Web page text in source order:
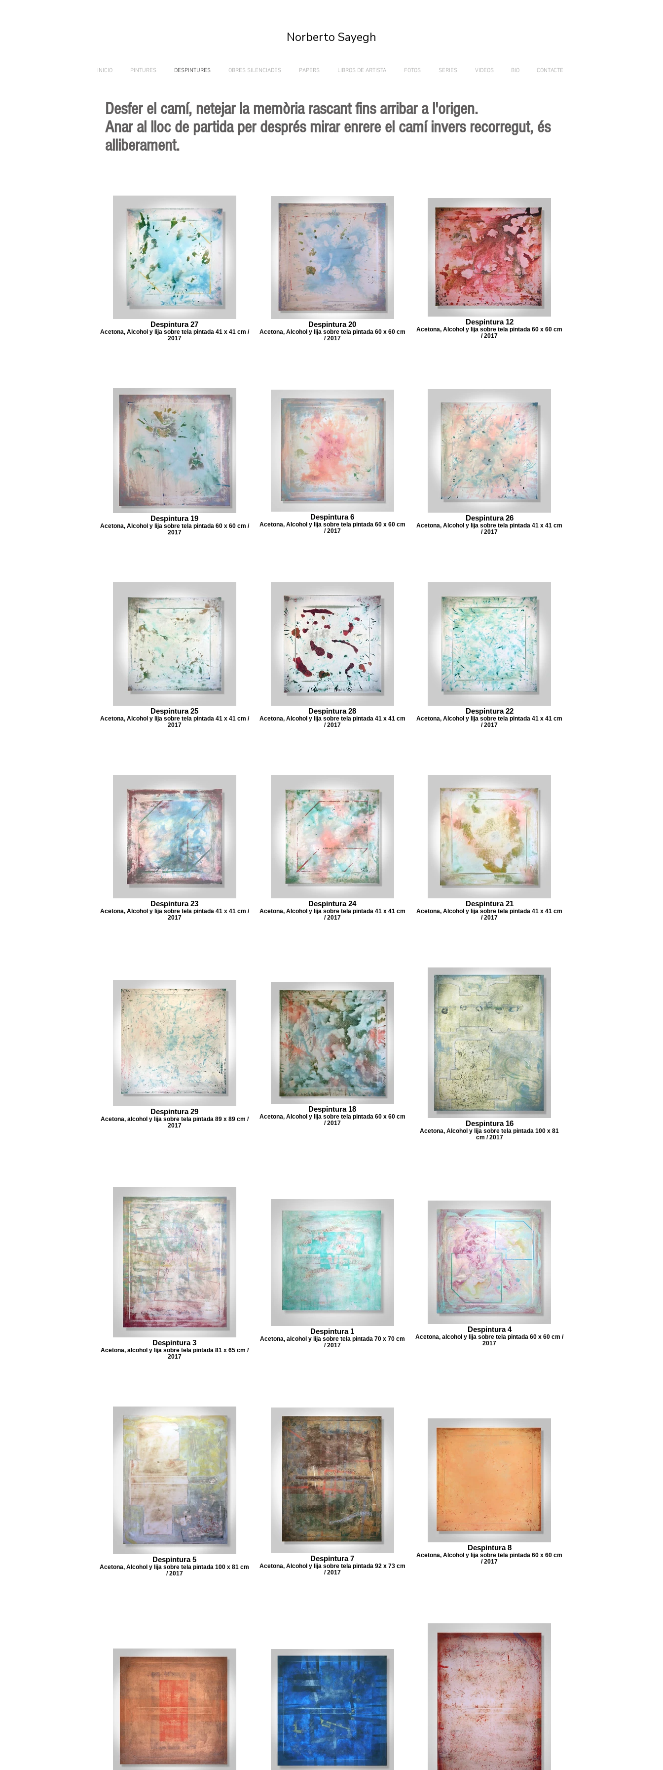
Norberto Sayegh
INICIO PINTURES DESPINTURES OBRES SILENCIADES PAPERS LIBROS DE ARTISTA FOTOS SERIES VIDEOS BIO CONTACTE
Desfer el camí, netejar la memòria rascant fins arribar a l'origen.
Anar al lloc de partida per després mirar enrere el camí invers recorregut, és
alliberament.
Despintura 27
Acetona, Alcohol y lija sobre tela pintada 41 x 41 cm /
2017
Despintura 20
Acetona, Alcohol y lija sobre tela pintada 60 x 60 cm
/ 2017
Despintura 12
Acetona, Alcohol y lija sobre tela pintada 60 x 60 cm
/ 2017
Despintura 19
Acetona, Alcohol y lija sobre tela pintada 60 x 60 cm /
2017
Despintura 6
Acetona, Alcohol y lija sobre tela pintada 60 x 60 cm
/ 2017
Despintura 26
Acetona, Alcohol y lija sobre tela pintada 41 x 41 cm
/ 2017
Despintura 25
Acetona, Alcohol y lija sobre tela pintada 41 x 41 cm /
2017
Despintura 28
Acetona, Alcohol y lija sobre tela pintada 41 x 41 cm
/ 2017
Despintura 22
Acetona, Alcohol y lija sobre tela pintada 41 x 41 cm
/ 2017
Despintura 23
Acetona, Alcohol y lija sobre tela pintada 41 x 41 cm /
2017
Despintura 24
Acetona, Alcohol y lija sobre tela pintada 41 x 41 cm
/ 2017
Despintura 21
Acetona, Alcohol y lija sobre tela pintada 41 x 41 cm
/ 2017
Despintura 29
Acetona, alcohol y lija sobre tela pintada 89 x 89 cm /
2017
Despintura 18
Acetona, Alcohol y lija sobre tela pintada 60 x 60 cm
/ 2017
Despintura 16
Acetona, Alcohol y lija sobre tela pintada 100 x 81
cm / 2017
Despintura 3
Acetona, alcohol y lija sobre tela pintada 81 x 65 cm /
2017
Despintura 1
Acetona, alcohol y lija sobre tela pintada 70 x 70 cm
/ 2017
Despintura 4
Acetona, alcohol y lija sobre tela pintada 60 x 60 cm /
2017
Despintura 5
Acetona, Alcohol y lija sobre tela pintada 100 x 81 cm
/ 2017
Despintura 7
Acetona, Alcohol y lija sobre tela pintada 92 x 73 cm
/ 2017
Despintura 8
Acetona, Alcohol y lija sobre tela pintada 60 x 60 cm
/ 2017